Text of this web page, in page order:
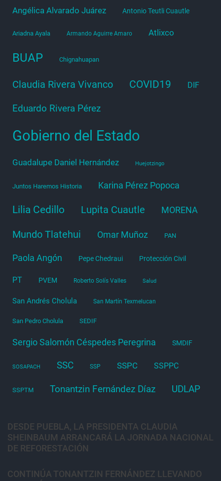
Angélica Alvarado Juárez Antonio Teutli Cuautle
Ariadna Ayala Armando Aguirre Amaro Atlixco
BUAP Chignahuapan
Claudia Rivera Vivanco COVID19 DIF
Eduardo Rivera Pérez
Gobierno del Estado
Guadalupe Daniel Hernández Huejotzingo
Juntos Haremos Historia Karina Pérez Popoca
Lilia Cedillo Lupita Cuautle MORENA
Mundo Tlatehui Omar Muñoz PAN
Paola Angón Pepe Chedraui Protección Civil
PT PVEM Roberto Solís Valles Salud
San Andrés Cholula San Martín Texmelucan
San Pedro Cholula SEDIF
Sergio Salomón Céspedes Peregrina SMDIF
SOSAPACH SSC SSP SSPC SSPPC
SSPTM Tonantzin Fernández Díaz UDLAP
DESDE PUEBLA, LA PRESIDENTA CLAUDIA
SHEINBAUM ARRANCARÁ LA JORNADA NACIONAL
DE REFORESTACIÓN
CONTINÚA TONANTZIN FERNÁNDEZ LLEVANDO